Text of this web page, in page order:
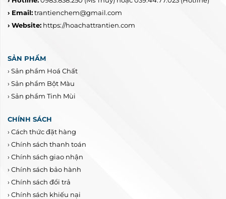
› Email:trantienchem@gmail.com
› Website: https://hoachattrantien.com
SẢN PHẨM
› Sản phẩm Hoá Chất
› Sản phẩm Bột Màu
› Sản phẩm Tinh Mùi
CHÍNH SÁCH
› Cách thức đặt hàng
› Chính sách thanh toán
› Chính sách giao nhận
› Chính sách bảo hành
› Chính sách đổi trả
› Chính sách khiếu nại